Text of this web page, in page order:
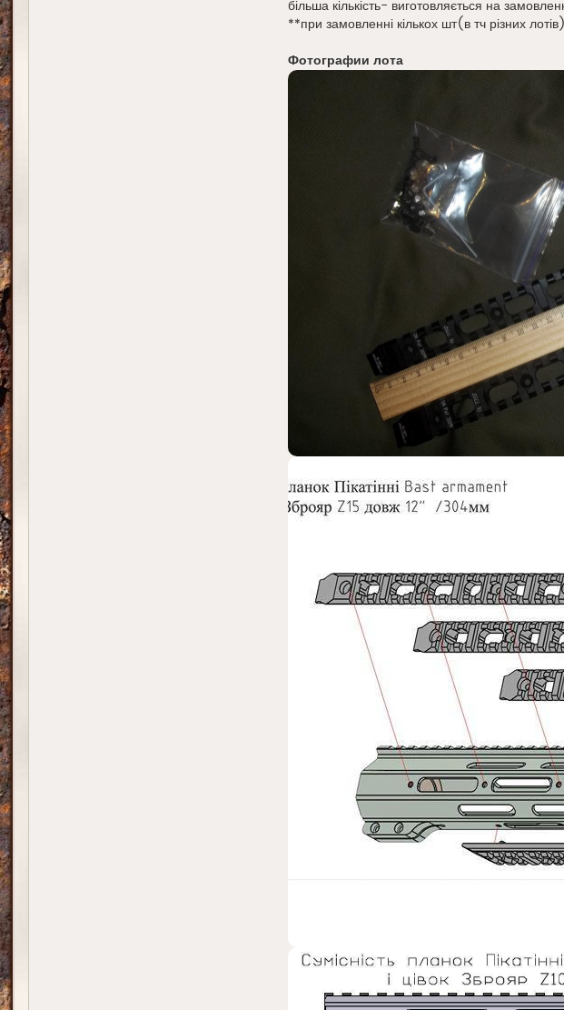
більша кількість- виготовляється на
**при замовленні кількох шт(в тч різних
Фотографии лота